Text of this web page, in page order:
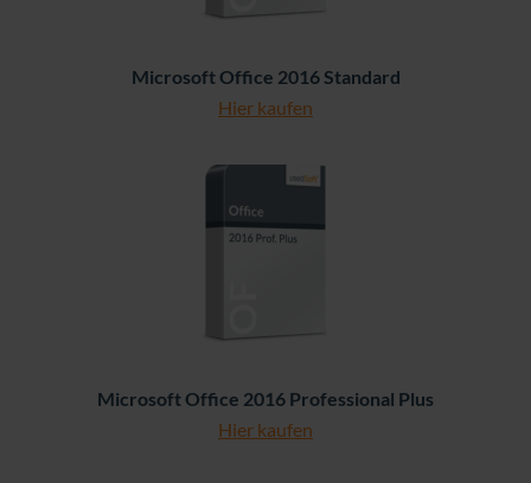
Microsoft Office 2016 Standard
Hier kaufen
Microsoft Office 2016 Professional Plus
Hier kaufen